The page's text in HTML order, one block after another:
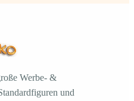
Werbe- &
und